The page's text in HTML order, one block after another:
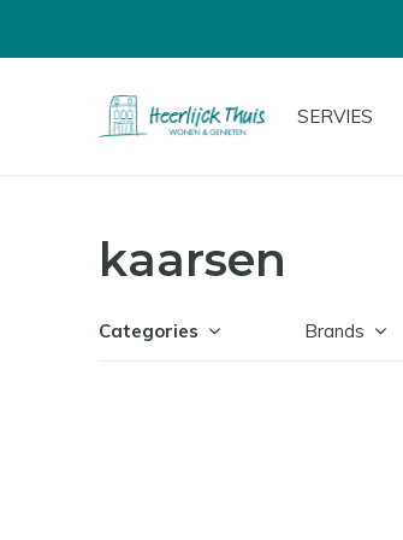
SERVIES
kaarsen
Categories Brands